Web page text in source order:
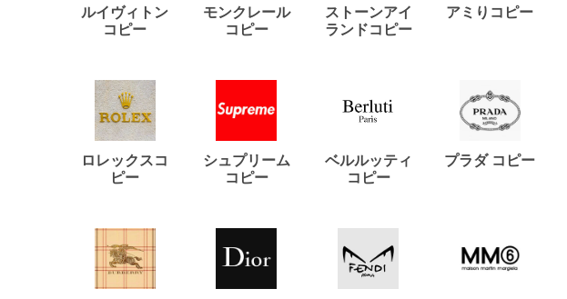
ルイヴィトン
コピー
モンクレール
コピー
ストーンアイ
ランドコピー
アミりコピー
ロレックスコ
ピー
シュプリーム
コピー
ベルルッティ
コピー
プラダ コピー